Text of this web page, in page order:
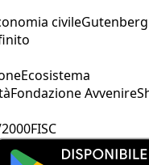
civileGutenberg
Ecosistema
Fondazione Avvenire
FISC